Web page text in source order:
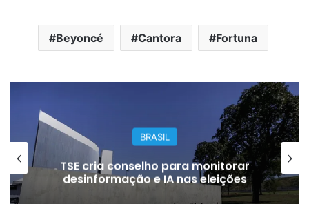
Beyoncé Cantora Fortuna
GERAL
Dupla é presa suspeita de aplicar
golpe de R$ 300 mil em
concessionária